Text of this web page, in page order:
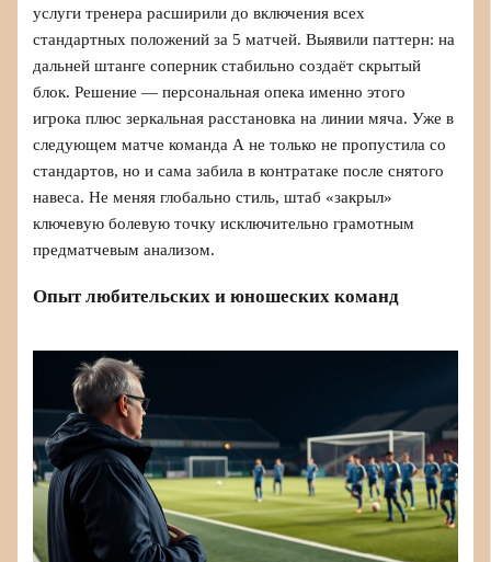
услуги тренера расширили до включения всех
стандартных положений за 5 матчей. Выявили паттерн: на
дальней штанге соперник стабильно создаёт скрытый
блок. Решение — персональная опека именно этого
игрока плюс зеркальная расстановка на линии мяча. Уже в
следующем матче команда А не только не пропустила со
стандартов, но и сама забила в контратаке после снятого
навеса. Не меняя глобально стиль, штаб «закрыл»
ключевую болевую точку исключительно грамотным
предматчевым анализом.
Опыт любительских и юношеских команд